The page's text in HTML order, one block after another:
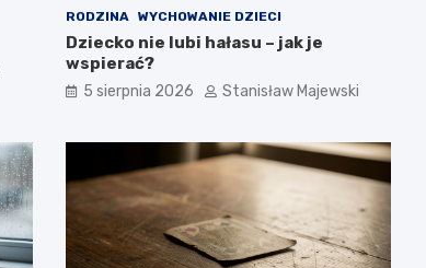
RODZINA WYCHOWANIE DZIECI
Dziecko nie lubi hałasu – jak je
wspierać?
5 sierpnia 2026 Stanisław Majewski